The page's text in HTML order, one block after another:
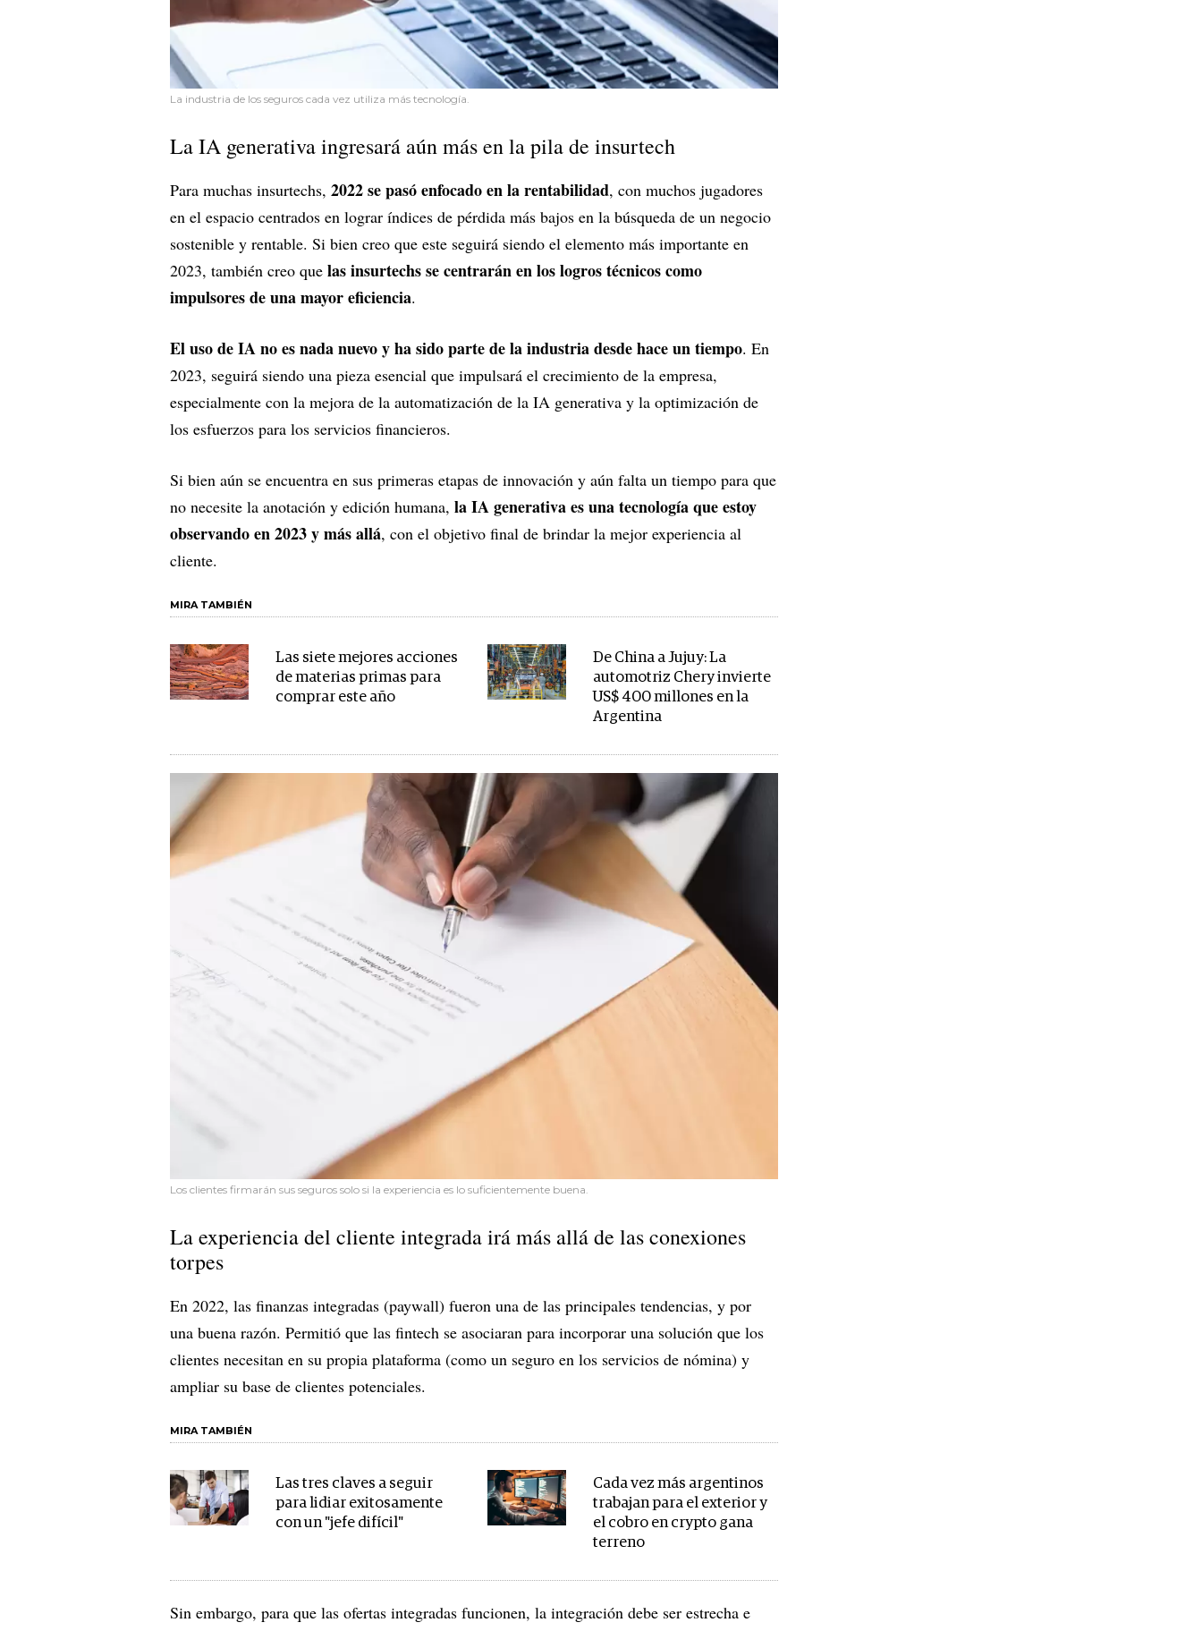
La industria de los seguros cada vez utiliza más tecnología.
La IA generativa ingresará aún más en la pila de insurtech
Para muchas insurtechs, 2022 se pasó enfocado en la rentabilidad, con muchos jugadores
en el espacio centrados en lograr índices de pérdida más bajos en la búsqueda de un negocio
sostenible y rentable. Si bien creo que este seguirá siendo el elemento más importante en
2023, también creo que las insurtechs se centrarán en los logros técnicos como
impulsores de una mayor eficiencia.
El uso de IA no es nada nuevo y ha sido parte de la industria desde hace un tiempo. En
2023, seguirá siendo una pieza esencial que impulsará el crecimiento de la empresa,
especialmente con la mejora de la automatización de la IA generativa y la optimización de
los esfuerzos para los servicios financieros.
Si bien aún se encuentra en sus primeras etapas de innovación y aún falta un tiempo para que
no necesite la anotación y edición humana, la IA generativa es una tecnología que estoy
observando en 2023 y más allá, con el objetivo final de brindar la mejor experiencia al
cliente.
MIRA TAMBIÉN
Las siete mejores acciones
de materias primas para
comprar este año
De China a Jujuy: La
automotriz Chery invierte
US$ 400 millones en la
Argentina
Los clientes firmarán sus seguros solo si la experiencia es lo suficientemente buena.
La experiencia del cliente integrada irá más allá de las conexiones
torpes
En 2022, las finanzas integradas (paywall) fueron una de las principales tendencias, y por
una buena razón. Permitió que las fintech se asociaran para incorporar una solución que los
clientes necesitan en su propia plataforma (como un seguro en los servicios de nómina) y
ampliar su base de clientes potenciales.
MIRA TAMBIÉN
Las tres claves a seguir
para lidiar exitosamente
con un "jefe difícil"
Cada vez más argentinos
trabajan para el exterior y
el cobro en crypto gana
terreno
Sin embargo, para que las ofertas integradas funcionen, la integración debe ser estrecha e